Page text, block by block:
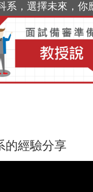
系，選擇未來，你
的經驗分享